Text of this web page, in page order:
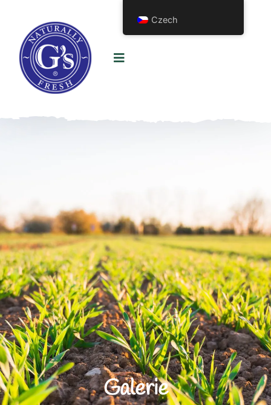
Galerie
Czech